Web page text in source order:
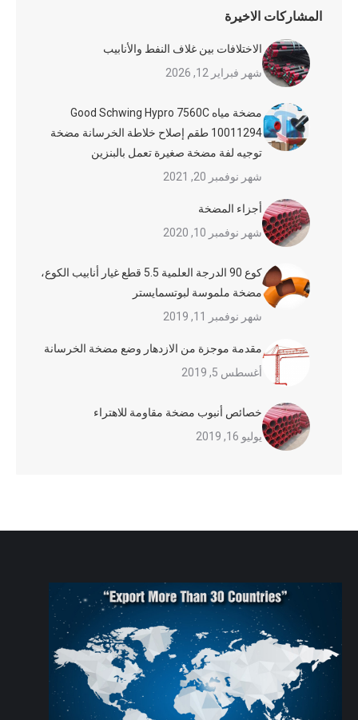
المشاركات الاخيرة
الاختلافات بين غلاف النفط والأنابيب
شهر فبراير 12, 2026
مضخة مياه Good Schwing Hypro 7560C
10011294 طقم إصلاح خلاطة الخرسانة مضخة
توجيه لفة مضخة صغيرة تعمل بالبنزين
شهر نوفمبر 20, 2021
أجزاء المضخة
شهر نوفمبر 10, 2020
كوع 90 الدرجة العلمية 5.5 قطع غيار أنابيب الكوع،
مضخة ملموسة لبوتسمايستر
شهر نوفمبر 11, 2019
مقدمة موجزة من الازدهار وضع مضخة الخرسانة
أغسطس 5, 2019
خصائص أنبوب مضخة مقاومة للاهتراء
يوليو 16, 2019